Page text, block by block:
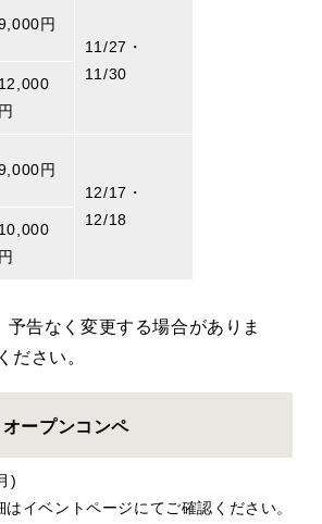
円
11/27・
11/30
12,000
円
円
12/17・
12/18
10,000
円
告なく変更する場合がありま
ださい。
ープンコンペ
)
イベントページにてご確認ください。